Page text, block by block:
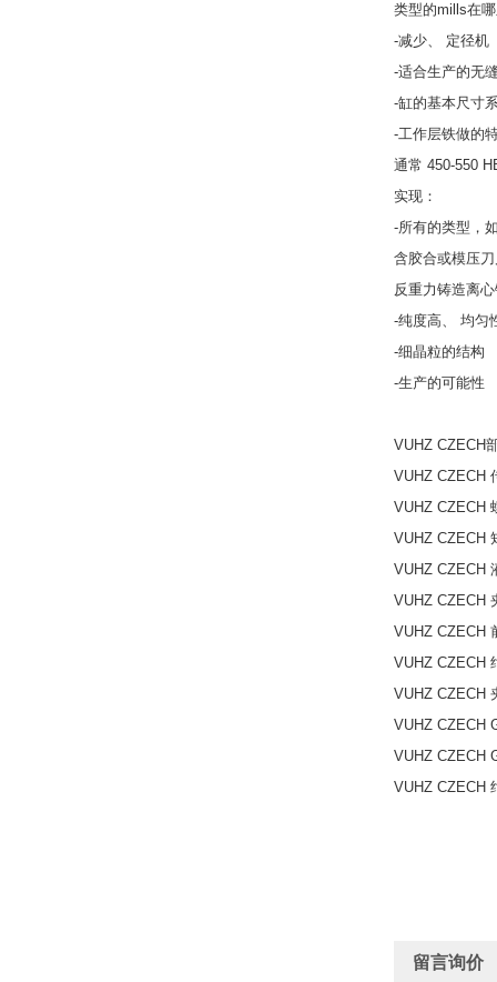
类型的mills在
-减少、 定径机
-适合生产的无
-缸的基本尺寸
-工作层铁做的
通常 450-550
实现：
-所有的类型，
含胶合或模压
反重力铸造离
-纯度高、 均匀
-细晶粒的结构
-生产的可能性
VUHZ CZECH
VUHZ CZECH
VUHZ CZECH
VUHZ CZECH
VUHZ CZECH
VUHZ CZECH
VUHZ CZECH
VUHZ CZECH
VUHZ CZECH
VUHZ CZECH
VUHZ CZECH
VUHZ CZECH
留言询价